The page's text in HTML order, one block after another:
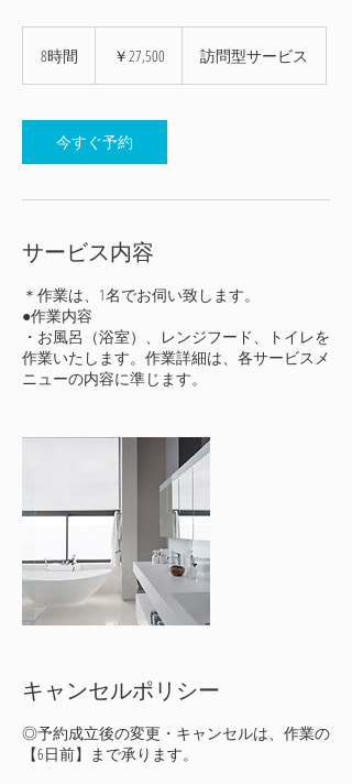
8時間 ￥27,500 訪問型サービス
今すぐ予約
サービス内容
＊作業は、1名でお伺い致します。
●作業内容
・お風呂（浴室）、レンジフード、トイレを
作業いたします。作業詳細は、各サービスメ
ニューの内容に準じます。
キャンセルポリシー
◎予約成立後の変更・キャンセルは、作業の
【6日前】まで承ります。